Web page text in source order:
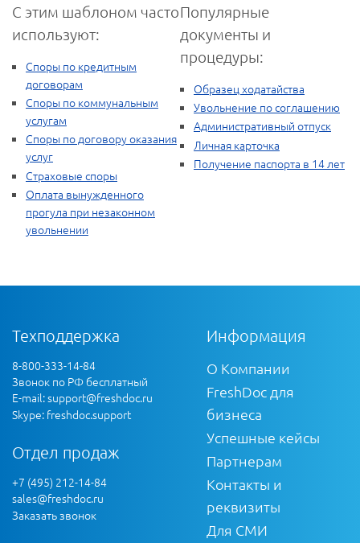
С этим шаблоном часто
используют:
Споры по кредитным
договорам
Споры по коммунальным
услугам
Споры по договору оказания
услуг
Страховые споры
Оплата вынужденного
прогула при незаконном
увольнении
Популярные
документы и
процедуры:
Образец ходатайства
Увольнение по соглашению
Административный отпуск
Личная карточка
Получение паспорта в 14 лет
Техподдержка
8-800-333-14-84
Звонок по РФ бесплатный
E-mail:support@freshdoc.ru
Skype: freshdoc.support
Отдел продаж
+7 (495) 212-14-84
sales@freshdoc.ru
Заказать звонок
Информация
О Компании
FreshDoc для
бизнеса
Успешные кейсы
Партнерам
Контакты и
реквизиты
Для СМИ